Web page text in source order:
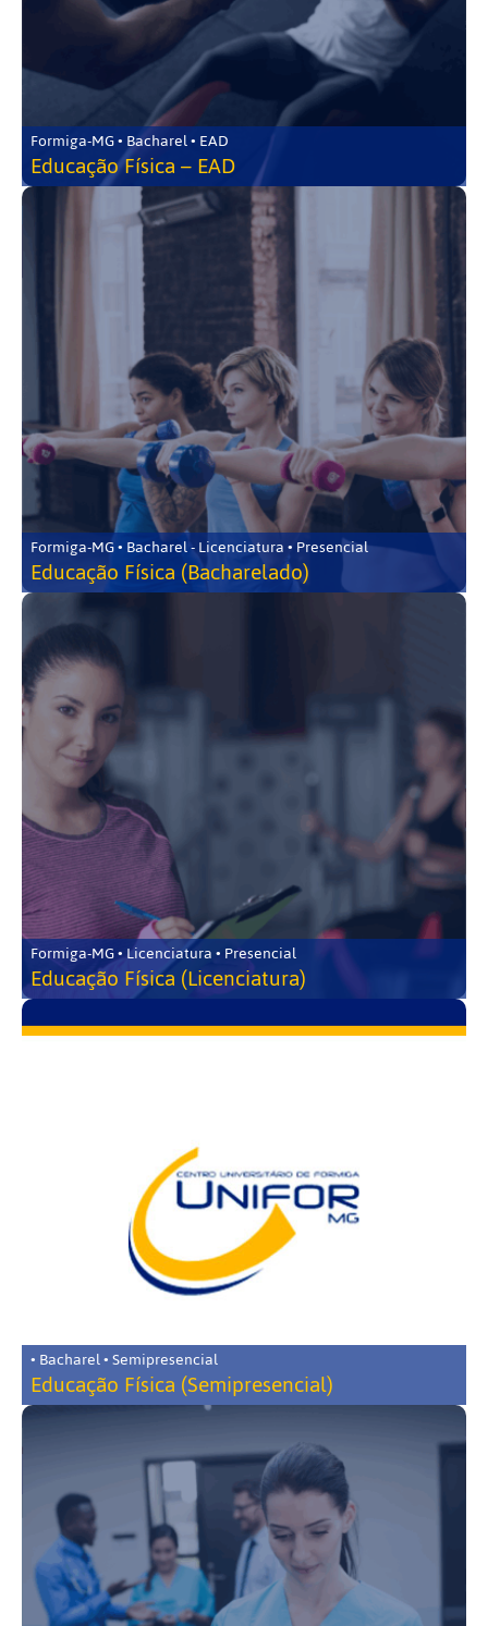
Formiga-MG • Bacharel • EAD
Educação Física – EAD
Formiga-MG • Bacharel - Licenciatura • Presencial
Educação Física (Bacharelado)
Formiga-MG • Licenciatura • Presencial
Educação Física (Licenciatura)
• Bacharel • Semipresencial
Educação Física (Semipresencial)